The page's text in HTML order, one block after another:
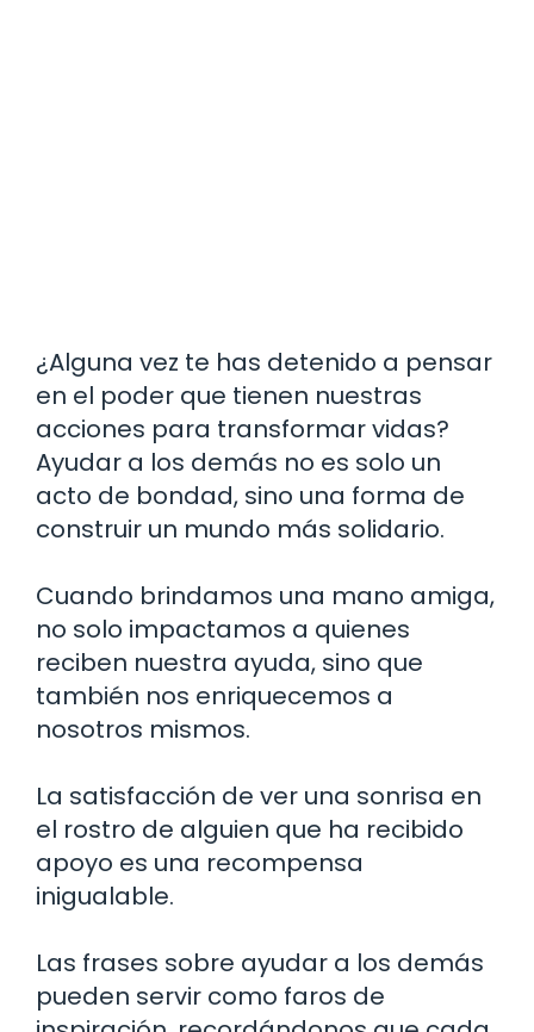
¿Alguna vez te has detenido a pensar
en el poder que tienen nuestras
acciones para transformar vidas?
Ayudar a los demás no es solo un
acto de bondad, sino una forma de
construir un mundo más solidario.
Cuando brindamos una mano amiga,
no solo impactamos a quienes
reciben nuestra ayuda, sino que
también nos enriquecemos a
nosotros mismos.
La satisfacción de ver una sonrisa en
el rostro de alguien que ha recibido
apoyo es una recompensa
inigualable.
Las frases sobre ayudar a los demás
pueden servir como faros de